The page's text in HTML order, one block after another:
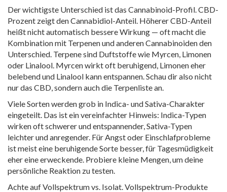
Der wichtigste Unterschied ist das Cannabinoid-Profil. CBD-
Prozent zeigt den Cannabidiol-Anteil. Höherer CBD-Anteil
heißt nicht automatisch bessere Wirkung — oft macht die
Kombination mit Terpenen und anderen Cannabinoiden den
Unterschied. Terpene sind Duftstoffe wie Myrcen, Limonen
oder Linalool. Myrcen wirkt oft beruhigend, Limonen eher
belebend und Linalool kann entspannen. Schau dir also nicht
nur das CBD, sondern auch die Terpenliste an.
Viele Sorten werden grob in Indica- und Sativa-Charakter
eingeteilt. Das ist ein vereinfachter Hinweis: Indica-Typen
wirken oft schwerer und entspannender, Sativa-Typen
leichter und anregender. Für Angst oder Einschlafprobleme
ist meist eine beruhigende Sorte besser, für Tagesmüdigkeit
eher eine erweckende. Probiere kleine Mengen, um deine
persönliche Reaktion zu testen.
Achte auf Vollspektrum vs. Isolat. Vollspektrum-Produkte